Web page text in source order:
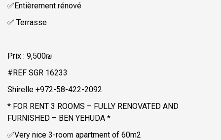
✅Entièrement rénové
✅ Terrasse
Prix : 9,500₪
#REF SGR 16233
Shirelle +972-58-422-2092
* FOR RENT 3 ROOMS – FULLY RENOVATED AND
FURNISHED – BEN YEHUDA *
✅Very nice 3-room apartment of 60m2